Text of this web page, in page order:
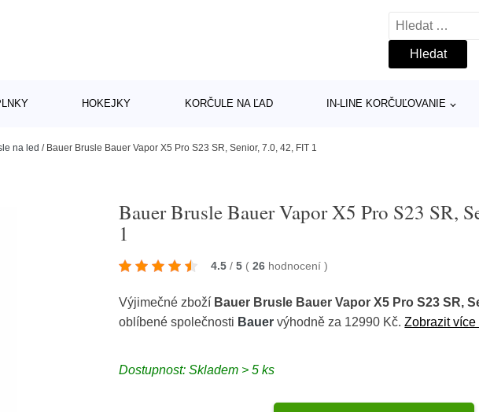
Vyhledávání
HOKEJKY KORČULE NA ĽAD IN-LINE KORČUĽOVANIE
na led / Bauer Brusle Bauer Vapor X5 Pro S23 SR, Senior, 7.0, 42, FIT 1
Bauer Brusle Bauer Vapor X5 Pro S23 SR,
1
4.5 / 5 ( 26 hodnocení)
Výjimečné zboží Bauer Brusle Bauer Vapor X5 Pro S23 SR,
oblíbené společnosti Bauer výhodně za 12990 Kč.Zobrazit více
Dostupnost: Skladem > 5 ks